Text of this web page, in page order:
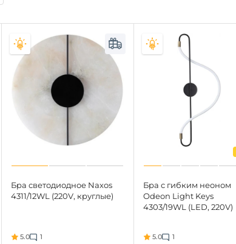
Бра светодиодное Naxos
4311/12WL (220V, круглые)
5.0 1
Бра с гибким неоном
Odeon Light Keys
4303/19WL (LED, 220V)
5.0 1